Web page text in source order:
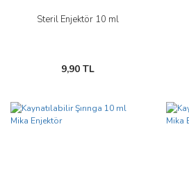
Steril Enjektör 10 ml
9,90 TL